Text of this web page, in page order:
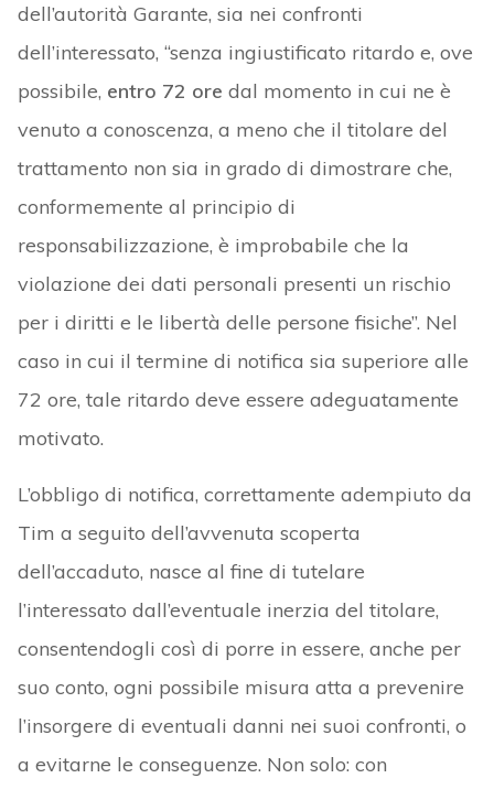
dell’autorità Garante, sia nei confronti
dell’interessato, “senza ingiustificato ritardo e, ove
possibile, entro 72 ore dal momento in cui ne è
venuto a conoscenza, a meno che il titolare del
trattamento non sia in grado di dimostrare che,
conformemente al principio di
responsabilizzazione, è improbabile che la
violazione dei dati personali presenti un rischio
per i diritti e le libertà delle persone fisiche”. Nel
caso in cui il termine di notifica sia superiore alle
72 ore, tale ritardo deve essere adeguatamente
motivato.
L’obbligo di notifica, correttamente adempiuto da
Tim a seguito dell’avvenuta scoperta
dell’accaduto, nasce al fine di tutelare
l’interessato dall’eventuale inerzia del titolare,
consentendogli così di porre in essere, anche per
suo conto, ogni possibile misura atta a prevenire
l’insorgere di eventuali danni nei suoi confronti, o
a evitarne le conseguenze. Non solo: con